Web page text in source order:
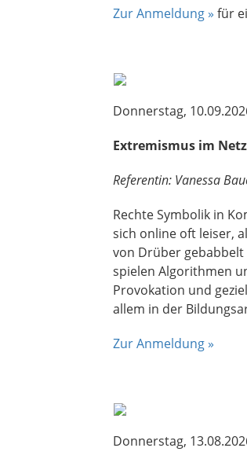
Zur Anmeldung » für
Donnerstag,
Extremismus im
Referentin: Vanessa
Rechte Symbolik in
sich online oft leiser,
von Drüber gebabbelt
spielen Algorithmen
Provokation und
allem in der
Zur Anmeldung »
Donnerstag,